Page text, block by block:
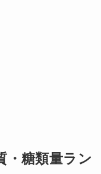
・糖類量ラン